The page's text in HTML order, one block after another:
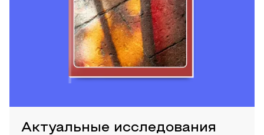
Актуальные исследования